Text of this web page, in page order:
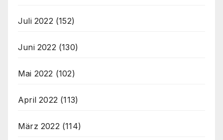
Juli 2022 (152)
Juni 2022 (130)
Mai 2022 (102)
April 2022 (113)
März 2022 (114)